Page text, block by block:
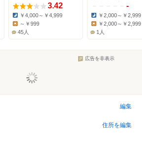
3.42
Dinner:
￥4,000～￥4,999
Lunch:
～￥999
45人
-
Dinner:
￥2,000～￥2,999
Lunch:
￥2,000～￥2,999
1人
広告を非表示
編集
住所を編集